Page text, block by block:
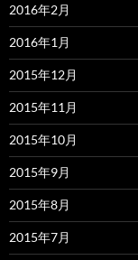
2016年2月
2016年1月
2015年12月
2015年11月
2015年10月
2015年9月
2015年8月
2015年7月